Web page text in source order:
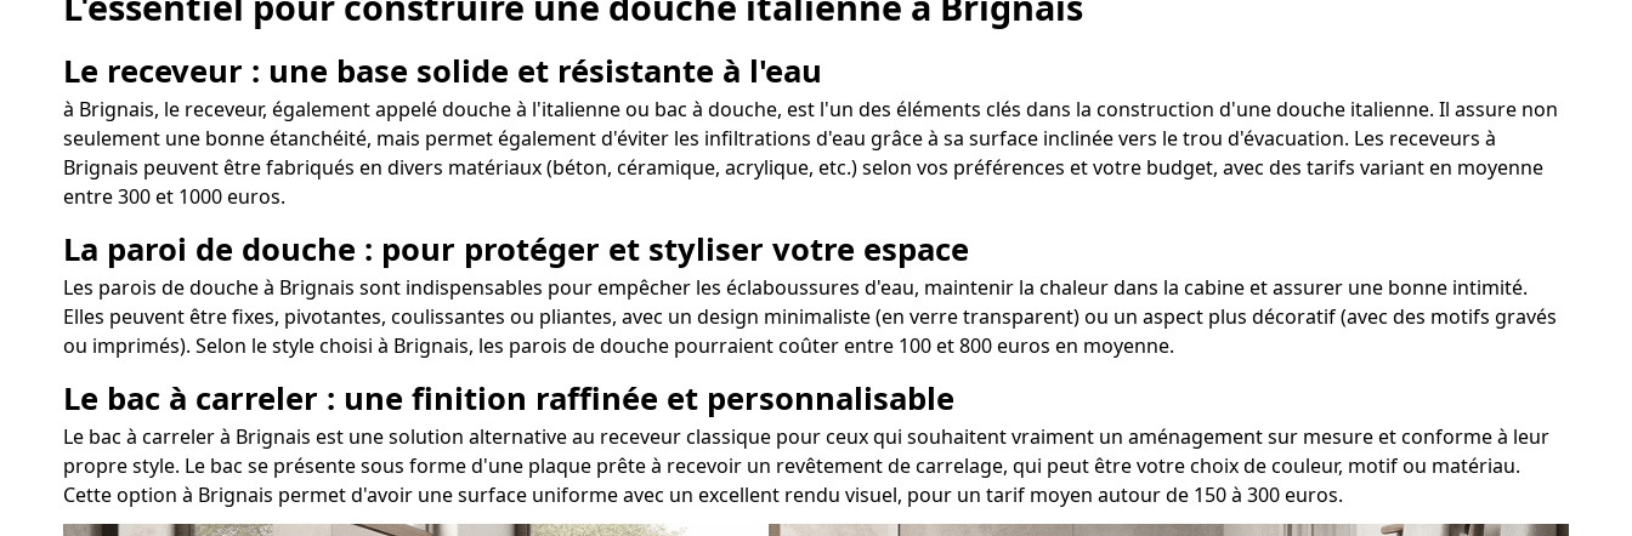
Le receveur : une base solide et résistante à l'eau
à Brignais, le receveur, également appelé douche à l'italienne ou bac à douche, est l'un des éléments clés dans la construction d'une douche italienne. Il assure non
seulement une bonne étanchéité, mais permet également d'éviter les infiltrations d'eau grâce à sa surface inclinée vers le trou d'évacuation. Les receveurs à
Brignais peuvent être fabriqués en divers matériaux (béton, céramique, acrylique, etc.) selon vos préférences et votre budget, avec des tarifs variant en moyenne
entre 300 et 1000 euros.
La paroi de douche : pour protéger et styliser votre espace
Les parois de douche à Brignais sont indispensables pour empêcher les éclaboussures d'eau, maintenir la chaleur dans la cabine et assurer une bonne intimité.
Elles peuvent être fixes, pivotantes, coulissantes ou pliantes, avec un design minimaliste (en verre transparent) ou un aspect plus décoratif (avec des motifs gravés
ou imprimés). Selon le style choisi à Brignais, les parois de douche pourraient coûter entre 100 et 800 euros en moyenne.
Le bac à carreler : une finition raffinée et personnalisable
Le bac à carreler à Brignais est une solution alternative au receveur classique pour ceux qui souhaitent vraiment un aménagement sur mesure et conforme à leur
propre style. Le bac se présente sous forme d'une plaque prête à recevoir un revêtement de carrelage, qui peut être votre choix de couleur, motif ou matériau.
Cette option à Brignais permet d'avoir une surface uniforme avec un excellent rendu visuel, pour un tarif moyen autour de 150 à 300 euros.